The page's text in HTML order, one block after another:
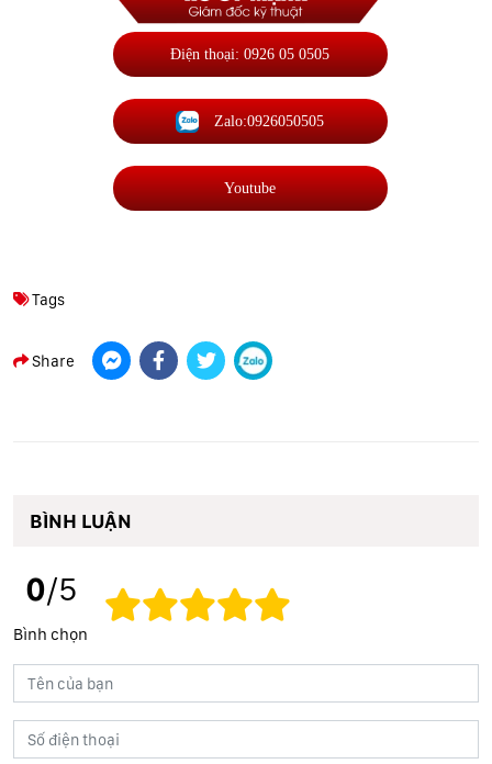
Điện thoại: 0926 05 0505
Zalo:0926050505
Youtube
Tags
Share
BÌNH LUẬN
0/5
Bình chọn